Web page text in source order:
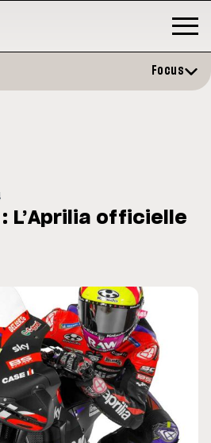
Focus
L’Aprilia officielle